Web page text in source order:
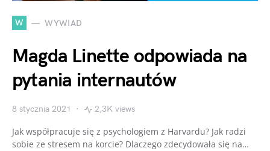
W WYWIAD
Magda Linette odpowiada na
pytania internautów
8 stycznia 2021 2,3K views
Jak współpracuje się z psychologiem z Harvardu? Jak radzi
sobie ze stresem na korcie? Dlaczego zdecydowała się na…